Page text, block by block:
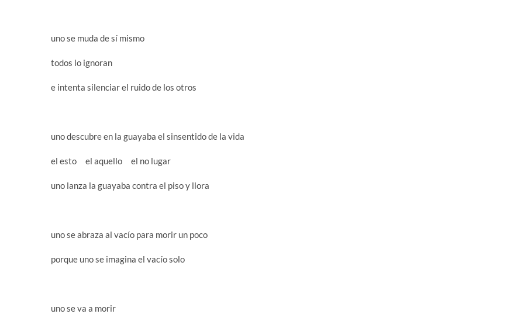
uno se muda de sí mismo
todos lo ignoran
e intenta silenciar el ruido de los otros
uno descubre en la guayaba el sinsentido de la vida
el esto el aquello el no lugar
uno lanza la guayaba contra el piso y llora
uno se abraza al vacío para morir un poco
porque uno se imagina el vacío solo
uno se va a morir